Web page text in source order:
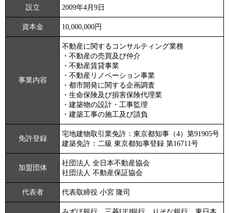
設立 2009年4月9日
資本金 10,000,000円
事業内容
不動産に関するコンサルティング業務
・不動産の売買及び仲介
・不動産賃貸事業
・不動産リノベーション事業
・都市開発に関する企画調査
・生命保険及び損害保険代理業
・建築物の設計・工事監理
・建築工事の施工及び請負
免許登録
宅地建物取引業免許：東京都知事（4）第91905号
建築免許：二級 東京都知事登録 第16711号
加盟団体
社団法人 全日本不動産協会
社団法人 不動産保証協会
代表者 代表取締役 小宮 隆司